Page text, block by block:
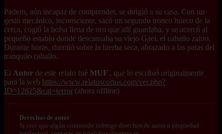
Padern, aún incapaz de comprender, se dirigió a su casa. Con un
gesto mecánico, inconsciente, sacó un segundo tronco hueco de la
cerca, cogió la bolsa llena de oro que allí guardaba, y se acercó al
pequeño establo donde descansaba su viejo Gael, el caballo zaino.
Durante horas, durmió sobre la hierba seca, abrazado a las patas del
tranquilo caballo.
El Autor de este relato fué MUF , que lo escribió originalmente
para la web https://www.relatoscortos.com/ver.php?
ID=12825&cat=terror (ahora offline)
Derechos de autor
Si cree que algún contenido infringe derechos de autor o propiedad